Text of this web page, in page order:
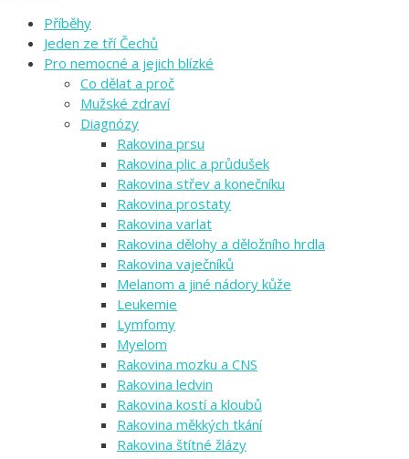
Příběhy
Jeden ze tří Čechů
Pro nemocné a jejich blízké
Co dělat a proč
Mužské zdraví
Diagnózy
Rakovina prsu
Rakovina plic a průdušek
Rakovina střev a konečníku
Rakovina prostaty
Rakovina varlat
Rakovina dělohy a děložního hrdla
Rakovina vaječníků
Melanom a jiné nádory kůže
Leukemie
Lymfomy
Myelom
Rakovina mozku a CNS
Rakovina ledvin
Rakovina kostí a kloubů
Rakovina měkkých tkání
Rakovina štítné žlázy